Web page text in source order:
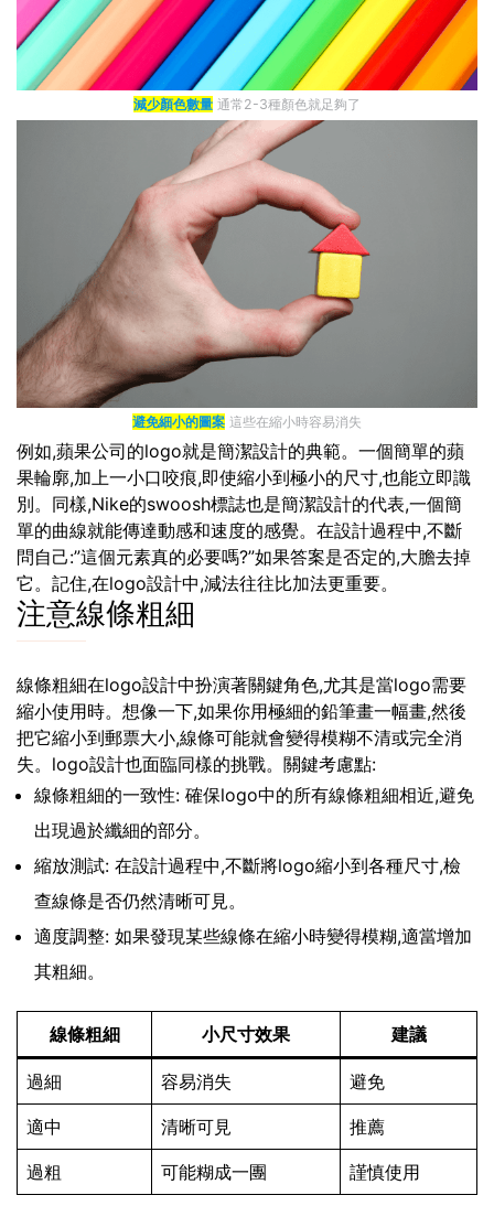
減少顏色數量 通常2-3種顏色就足夠了
避免細小的圖案 這些在縮小時容易消失
例如,蘋果公司的logo就是簡潔設計的典範。一個簡單的蘋
果輪廓,加上一小口咬痕,即使縮小到極小的尺寸,也能立即識
別。同樣,Nike的swoosh標誌也是簡潔設計的代表,一個簡
單的曲線就能傳達動感和速度的感覺。在設計過程中,不斷
問自己:”這個元素真的必要嗎?”如果答案是否定的,大膽去掉
它。記住,在logo設計中,減法往往比加法更重要。
注意線條粗細
線條粗細在logo設計中扮演著關鍵角色,尤其是當logo需要
縮小使用時。想像一下,如果你用極細的鉛筆畫一幅畫,然後
把它縮小到郵票大小,線條可能就會變得模糊不清或完全消
失。logo設計也面臨同樣的挑戰。關鍵考慮點:
線條粗細的一致性: 確保logo中的所有線條粗細相近,避免
出現過於纖細的部分。
縮放測試: 在設計過程中,不斷將logo縮小到各種尺寸,檢
查線條是否仍然清晰可見。
適度調整: 如果發現某些線條在縮小時變得模糊,適當增加
其粗細。
線條粗細 小尺寸效果 建議
過細 容易消失 避免
適中 清晰可見 推薦
過粗 可能糊成一團 謹慎使用